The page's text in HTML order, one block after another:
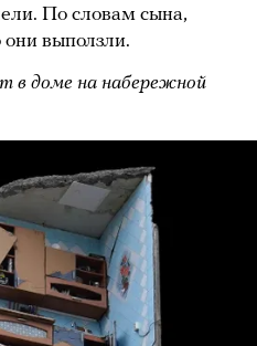
По словам сына,
выползли.
в доме на набережной